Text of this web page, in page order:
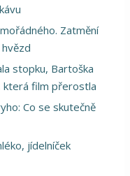
Zatmění
stopku, Bartoška
film přerostla
Co se skutečně
jídelníček